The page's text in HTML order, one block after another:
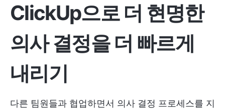
ClickUp으로 더 현명한
의사 결정을 더 빠르게
내리기
다른 팀원들과 협업하면서 의사 결정 프로세스를 지